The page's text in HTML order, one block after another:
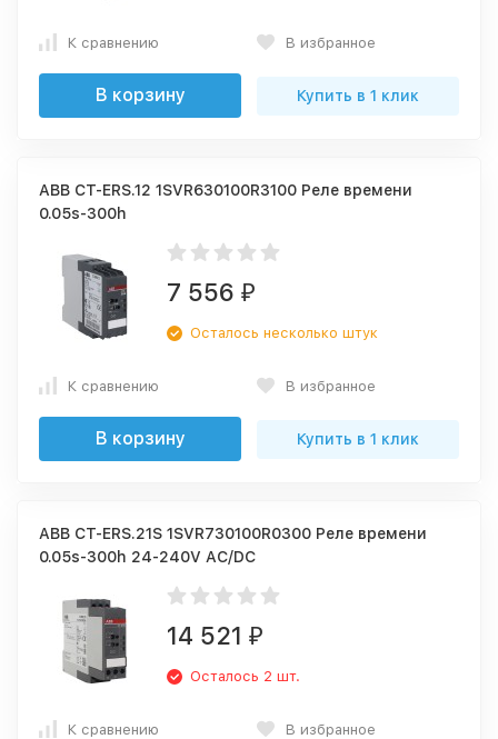
К сравнению В избранное
В корзину Купить в 1 клик
ABB CT-ERS.12 1SVR630100R3100 Реле времени
0.05s-300h
7 556 ₽
Осталось несколько штук
К сравнению В избранное
В корзину Купить в 1 клик
ABB CT-ERS.21S 1SVR730100R0300 Реле времени
0.05s-300h 24-240V AC/DC
14 521 ₽
Осталось 2 шт.
К сравнению В избранное